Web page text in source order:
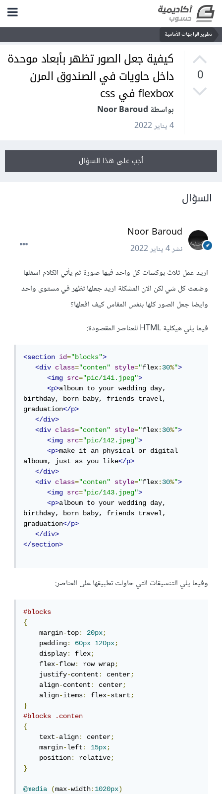
تطوير الواجهات الأمامية
0
كيفية جعل الصور تظهر بأبعاد موحدة
داخل حاويات في الصندوق المرن
flexbox في css
بواسطة Noor Baroud
4 يناير 2022
أجب على هذا السؤال
السؤال
Noor Baroud
نشر4 يناير 2022
اريد عمل ثلاث بوكسات كل واحد فيها صورة ثم يأتي الكلام اسفلها
وضعت كل شي لكن الان المشكلة اريد جعلها تظهر في مستوى واحد
وايضا جعل الصور كلها بنفس المقاس كيف افعلها؟
فيما يلي هيكلية HTML للعناصر المقصودة:
<section id="blocks">
<div
class="conten" style="flex:30%">
<img
src="pic/141.jpeg">
<p>alboum to your wedding day,
birthday, born baby, friends travel,
graduation</p>
</div>
<div
class="conten" style="flex:30%">
<img
src="pic/142.jpeg">
<p>make it an physical or digital
alboum, just as you like</p>
</div>
<div
class="conten" style="flex:30%">
<img
src="pic/143.jpeg">
<p>alboum to your wedding day,
birthday, born baby, friends travel,
graduation</p>
</div>
</section>
وفيما يلي التنسيقات التي حاولت تطبيقها على العناصر:
#blocks
{
    margin
-top: 20px;
    padding
: 60px 120px;
    display
: flex;
    flex
-flow: row wrap;
    justify
-content: center;
    align
-content: center;
    align
-items: flex-start;
}
#blocks .conten
{
    text
-align: center;
    margin
-left: 15px;
    position
: relative;
}
@media (max-width:1020px)